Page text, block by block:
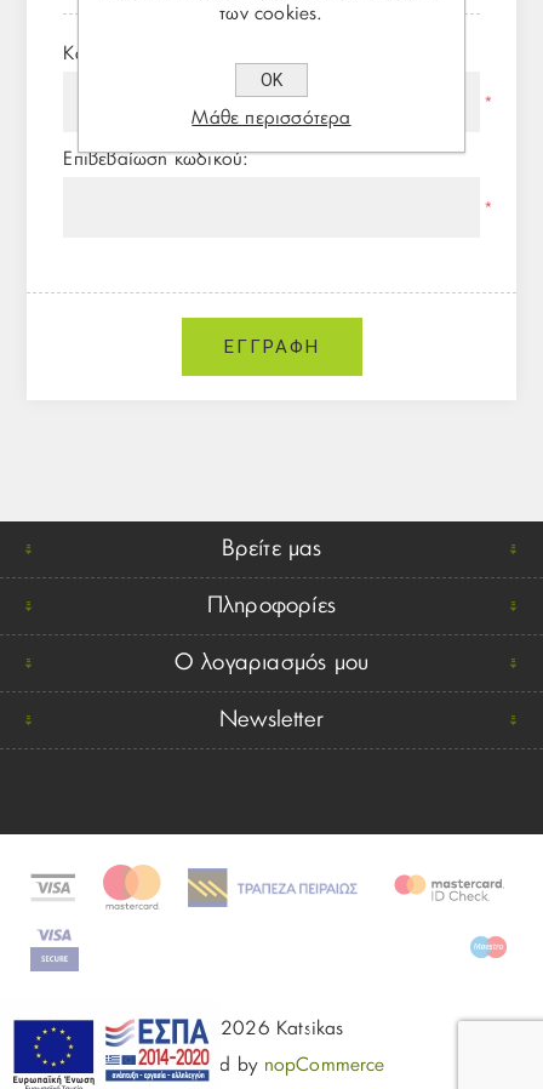
Κωδικός πρόσβασης:
*
Επιβεβαίωση κωδικού:
*
Βρείτε μας
Πληροφορίες
Ο λογαριασμός μου
Newsletter
© 2026 Katsikas
Powered by nopCommerce
των cookies.
ΟΚ
Μάθε περισσότερα